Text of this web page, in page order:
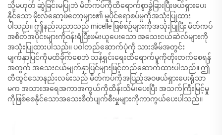
သို့မဟုတ် ဆွဲခြင်းမပြုဘဲ မိတ်ကပ်ကိုထိရောက်စွာခွဲခြားပြီးဖယ်ရှားပေး
နိုင်သော မိုးလ်ဆော့ဖ်တော့များ၏ မူပိုင်ရောစပ်မှုကိုအသုံးပြုထား
ပါသည်။ ဤနည်းပညာသည် micelle ဖြစ်စဉ်များကိုအသုံးပြုပြီး မိတ်ကပ်
အစိတ်အပိုင်းများကိုဝန်းရံပြီးဖမ်းယူပေးသော အသေးငယ်ဆဲလ်များကို
အသုံးပြုထားပါသည်။ ပဝါတည်ဆောက်ပုံကို သားအိမ်အတွင်း
မျက်နှာပြင်ကိုမထိခိုက်စေဘဲ သန့်ရှင်းရေးထိရောက်မှုကိုတိုးတက်စေရန်
အတွက် အသေးငယ်မျက်နှာပြင်များဖြင့်တည်ဆောက်ထားပါသည်။ ဤ
တီထွင်သောနည်းလမ်းသည် မိတ်ကပ်ကိုအပြည့်အဝဖယ်ရှားပေးရုံသာ
မက အသားအရေအကာအကွယ်ကိုထိန်းသိမ်းပေးပြီး အသက်ကြီးမြင့်မှု
ကိုဖြစ်စေနိုင်သောအသေးစိတ်ပျက်စီးမှုများကိုကာကွယ်ပေးပါသည်။